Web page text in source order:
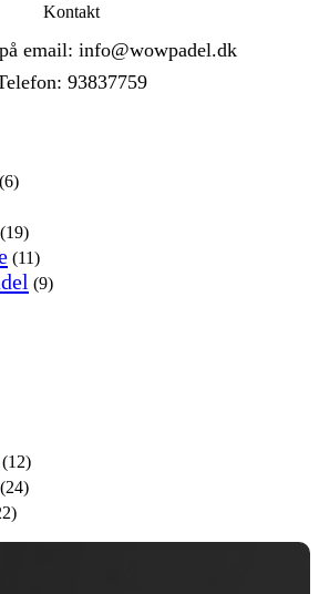
Kontakt
email: info@wowpadel.dk
93837759
(6)
(19)
(11)
(9)
(12)
(24)